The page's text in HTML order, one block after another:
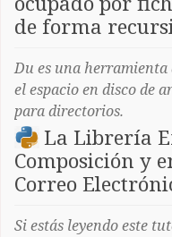
de forma
Du es una
el espacio en disco de
para directorios.
La Librería
Composición y
Correo
Si estás leyendo este